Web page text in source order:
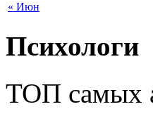
« Июн
Психологи
ТОП самых